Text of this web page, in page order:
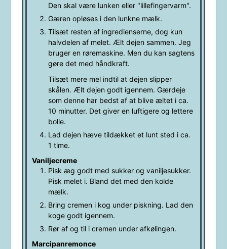
Den skal være lunken eller "lillefingervarm".
Gæren opløses i den lunkne mælk.
Tilsæt resten af ingredienserne, dog kun
halvdelen af melet. Ælt dejen sammen. Jeg
bruger en røremaskine. Men du kan sagtens
gøre det med håndkraft.
Tilsæt mere mel indtil at dejen slipper
skålen. Ælt dejen godt igennem. Gærdeje
som denne har bedst af at blive æltet i ca.
10 minutter. Det giver en luftigere og lettere
bolle.
Lad dejen hæve tildækket et lunt sted i ca.
1 time.
Vaniljecreme
Pisk æg godt med sukker og vaniljesukker.
Pisk melet i. Bland det med den kolde
mælk.
Bring cremen i kog under piskning. Lad den
koge godt igennem.
Rør af og til i cremen under afkølingen.
Marcipanremonce